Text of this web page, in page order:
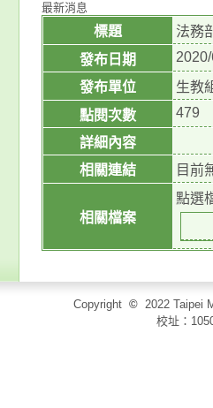
最新消息
標題
法務
發布日期
發布單位
生教
點閱次數
479
詳細內容
相關連結
目前
相關檔案
點選
Copyright © 2022 Taipei
校址：